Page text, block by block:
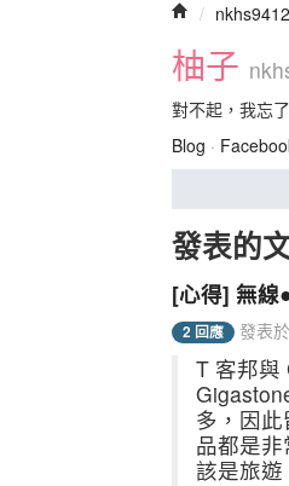
/
柚子
對不起，我忘
Blog ·
發表的
[心得] 無
2 回應 發表
T 客邦與
多，因
品都是
該是旅遊